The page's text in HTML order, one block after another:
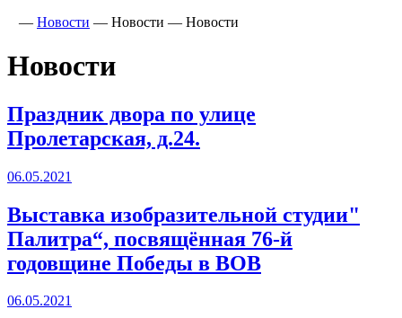
— Новости — Новости — Новости
Новости
Праздник двора по улице
Пролетарская, д.24.
06.05.2021
Выставка изобразительной студии"
Палитра“, посвящённая 76-й
годовщине Победы в ВОВ
06.05.2021